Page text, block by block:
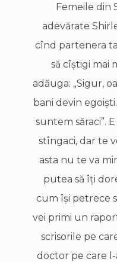
Femeile din
adevărate
cînd partenera
să cîştigi mai
adăuga: „Sigur,
bani devin
suntem săraci”.
stîngaci, dar te
asta nu te va
putea să îţi
cum îşi petrece
vei primi un
scrisorile pe
doctor pe care